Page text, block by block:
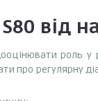
від
роль
про регулярну